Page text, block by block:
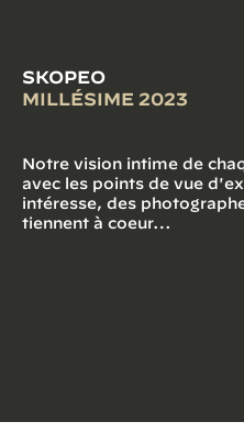
SKOPEO
MILLÉSIME 2023
Notre vision intime de
avec les points de vue
intéresse, des
tiennent à coeur…